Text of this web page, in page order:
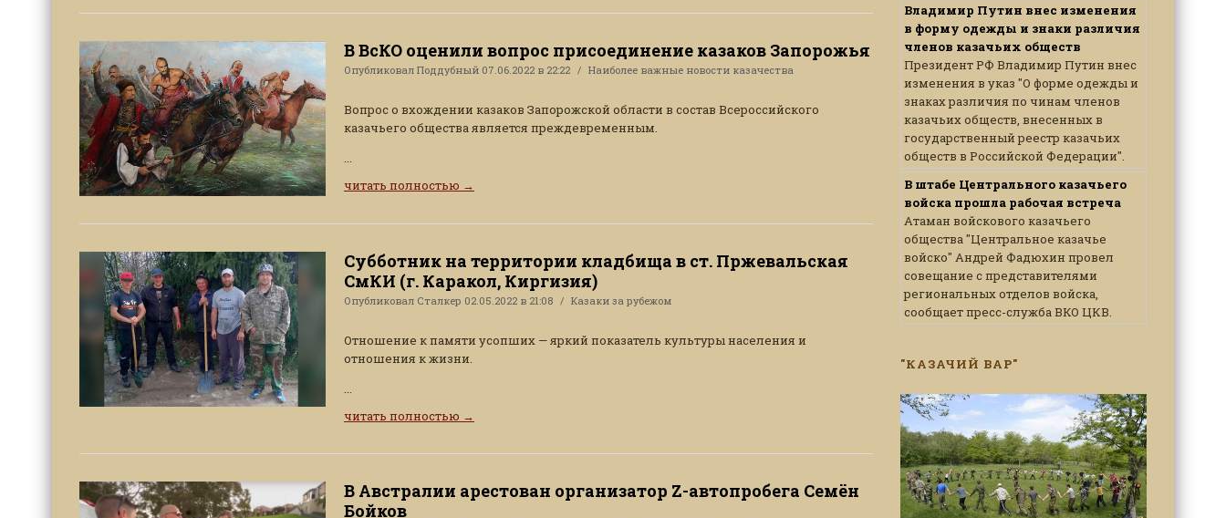
В ВсКО оценили вопрос присоединение казаков Запорожья
Опубликовал Поддубный 07.06.2022 в 22:22 Наиболее важные новости казачества
Вопрос о вхождении казаков Запорожской области в состав Всероссийского
казачьего общества является преждевременным.
читать полностью →
Субботник на территории кладбища в ст. Пржевальская
СмКИ (г. Каракол, Киргизия)
Опубликовал Сталкер 02.05.2022 в 21:08 Казаки за рубежом
Отношение к памяти усопших — яркий показатель культуры населения и
отношения к жизни.
читать полностью →
В Австралии арестован организатор Z-автопробега Семён
Бойков
Владимир Путин внес изменения
в форму одежды и знаки различия
членов казачьих обществ
Президент РФ Владимир Путин внес
изменения в указ "О форме одежды и
знаках различия по чинам членов
казачьих обществ, внесенных в
государственный реестр казачьих
обществ в Российской Федерации".
В штабе Центрального казачьего
войска прошла рабочая встреча
Атаман войскового казачьего
общества "Центральное казачье
войско" Андрей Фадюхин провел
совещание с представителями
региональных отделов войска,
сообщает пресс-служба ВКО ЦКВ.
"КАЗАЧИЙ ВАР"